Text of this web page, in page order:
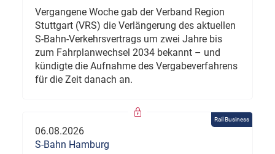
Vergangene Woche gab der Verband Region
Stuttgart (VRS) die Verlängerung des aktuellen
S-Bahn-Verkehrsvertrags um zwei Jahre bis
zum Fahrplanwechsel 2034 bekannt – und
kündigte die Aufnahme des Vergabeverfahrens
für die Zeit danach an.
Rail Business
06.08.2026
S-Bahn Hamburg